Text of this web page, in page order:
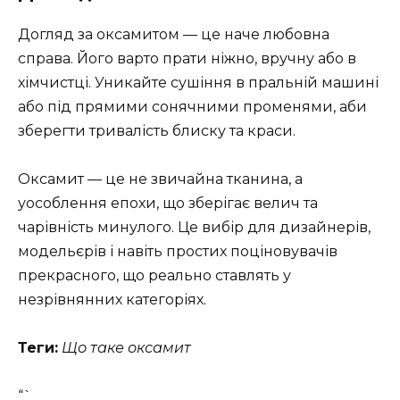
Догляд за оксамитом — це наче любовна
справа. Його варто прати ніжно, вручну або в
хімчистці. Уникайте сушіння в пральній машині
або під прямими сонячними променями, аби
зберегти тривалість блиску та краси.
Оксамит — це не звичайна тканина, а
уособлення епохи, що зберігає велич та
чарівність минулого. Це вибір для дизайнерів,
модельєрів і навіть простих поціновувачів
прекрасного, що реально ставлять у
незрівнянних категоріях.
Теги: Що таке оксамит
“`